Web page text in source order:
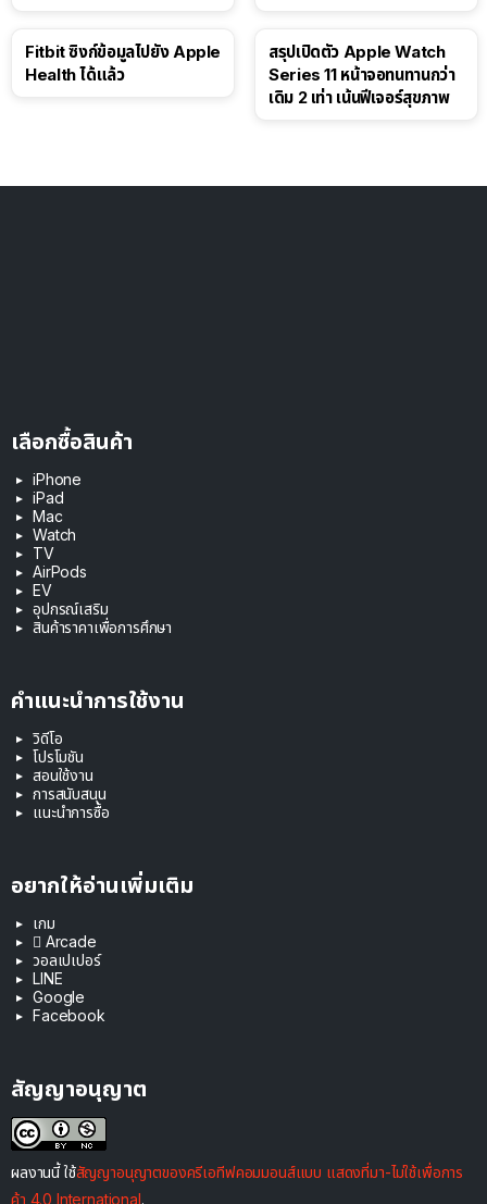
Fitbit ซิงก์ข้อมูลไปยัง Apple
Health ได้แล้ว
สรุปเปิดตัว Apple Watch
Series 11 หน้าจอทนทานกว่า
เดิม 2 เท่า เน้นฟีเจอร์สุขภาพ
เลือกซื้อสินค้า
iPhone
iPad
Mac
Watch
TV
AirPods
EV
อุปกรณ์เสริม
สินค้าราคาเพื่อการศึกษา
คำแนะนำการใช้งาน
วิดีโอ
โปรโมชัน
สอนใช้งาน
การสนับสนุน
แนะนำการซื้อ
อยากให้อ่านเพิ่มเติม
เกม
 Arcade
วอลเปเปอร์
LINE
Google
Facebook
สัญญาอนุญาต
ผลงานนี้ ใช้สัญญาอนุญาตของครีเอทีฟคอมมอนส์แบบ แสดงที่มา-ไม่ใช้เพื่อการ
ค้า 4.0 International.